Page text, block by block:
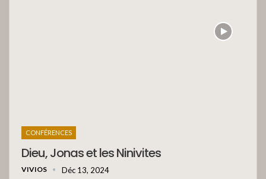
CONFÉRENCES
Dieu, Jonas et les Ninivites
VIVIOS Déc 13, 2024